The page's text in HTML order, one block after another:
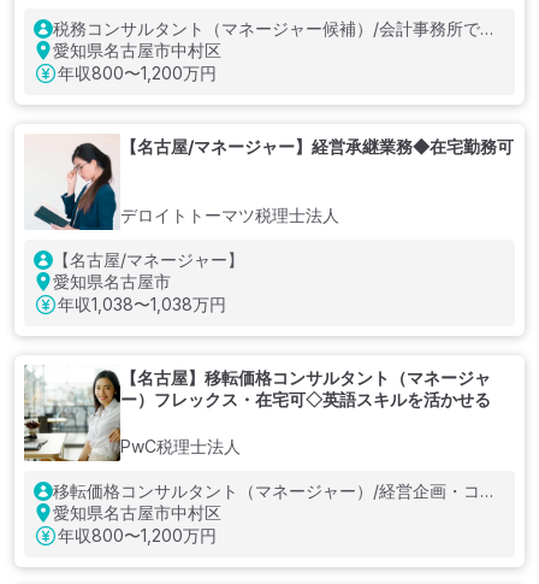
税務コンサルタント（マネージャー候補）/会計事務所での
実務経験5年以上
愛知県名古屋市中村区
年収800〜1,200万円
【名古屋/マネージャー】経営承継業務◆在宅勤務可
デロイトトーマツ税理士法人
【名古屋/マネージャー】
愛知県名古屋市
年収1,038〜1,038万円
【名古屋】移転価格コンサルタント（マネージャ
ー）フレックス・在宅可◇英語スキルを活かせる
PwC税理士法人
移転価格コンサルタント（マネージャー）/経営企画・コン
サルティング経験者/大学院、大学卒以上
愛知県名古屋市中村区
年収800〜1,200万円